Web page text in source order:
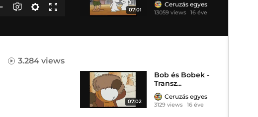
07:01
Ceruzás egyes
13059 views 16 éve
3.284 views
07:02
Bob és Bobek -
Transz...
Ceruzás egyes
3129 views 16 éve